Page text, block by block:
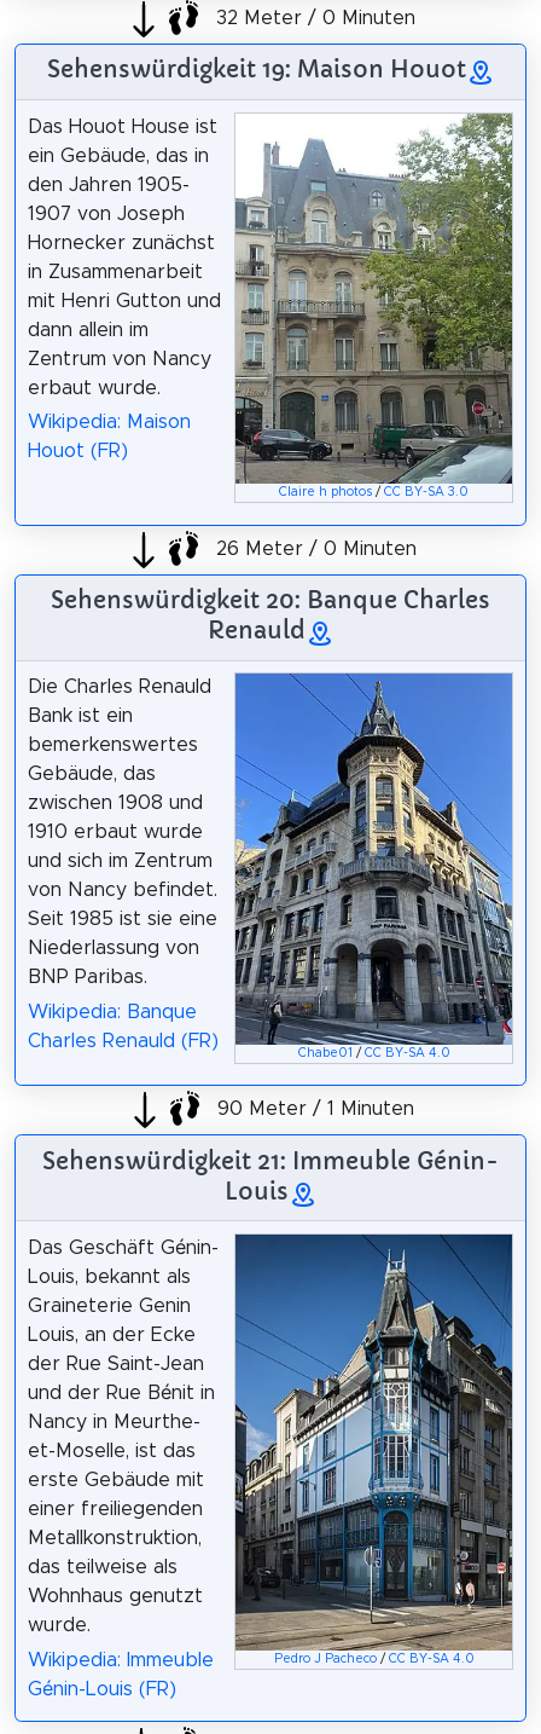
32 Meter / 0 Minuten
Sehenswürdigkeit 19: Maison Houot
Claire h photos /CC BY-SA 3.0
Das Houot House ist
ein Gebäude, das in
den Jahren 1905-
1907 von Joseph
Hornecker zunächst
in Zusammenarbeit
mit Henri Gutton und
dann allein im
Zentrum von Nancy
erbaut wurde.
Wikipedia: Maison
Houot (FR)
26 Meter / 0 Minuten
Sehenswürdigkeit 20: Banque Charles
Renauld
Chabe01 / CC BY-SA 4.0
Die Charles Renauld
Bank ist ein
bemerkenswertes
Gebäude, das
zwischen 1908 und
1910 erbaut wurde
und sich im Zentrum
von Nancy befindet.
Seit 1985 ist sie eine
Niederlassung von
BNP Paribas.
Wikipedia: Banque
Charles Renauld (FR)
90 Meter / 1 Minuten
Sehenswürdigkeit 21: Immeuble Génin-
Louis
Pedro J Pacheco/ CC BY-SA 4.0
Das Geschäft Génin-
Louis, bekannt als
Graineterie Genin
Louis, an der Ecke
der Rue Saint-Jean
und der Rue Bénit in
Nancy in Meurthe-
et-Moselle, ist das
erste Gebäude mit
einer freiliegenden
Metallkonstruktion,
das teilweise als
Wohnhaus genutzt
wurde.
Wikipedia: Immeuble
Génin-Louis (FR)